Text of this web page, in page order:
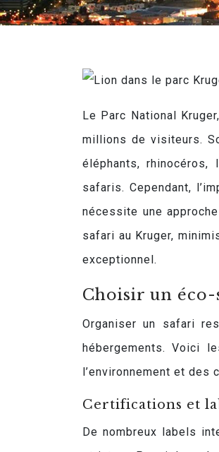
Le Parc National
millions de visiteurs.
éléphants,
safaris. Cependant,
nécessite une
safari au Kruger,
exceptionnel.
Choisir un
Organiser un safari
hébergements. Voici
l’environnement et des
Certifications et
De nombreux labels